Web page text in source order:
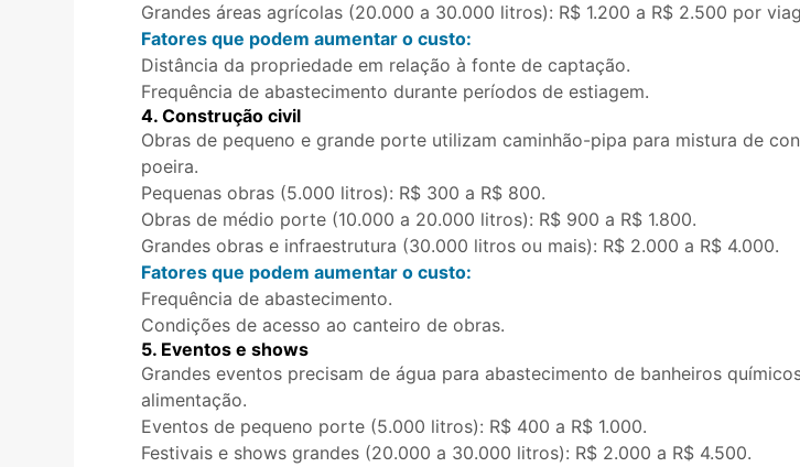
Grandes áreas agrícolas (20.000 a 30.000 litros): R$ 1.200 a R$ 2.500 por
Fatores que podem aumentar o custo:
Distância da propriedade em relação à fonte de captação.
Frequência de abastecimento durante períodos de estiagem.
4. Construção civil
Obras de pequeno e grande porte utilizam caminhão-pipa para mistura de
poeira.
Pequenas obras (5.000 litros): R$ 300 a R$ 800.
Obras de médio porte (10.000 a 20.000 litros): R$ 900 a R$ 1.800.
Grandes obras e infraestrutura (30.000 litros ou mais): R$ 2.000 a R$ 4.000.
Fatores que podem aumentar o custo:
Frequência de abastecimento.
Condições de acesso ao canteiro de obras.
5. Eventos e shows
Grandes eventos precisam de água para abastecimento de banheiros
alimentação.
Eventos de pequeno porte (5.000 litros): R$ 400 a R$ 1.000.
Festivais e shows grandes (20.000 a 30.000 litros): R$ 2.000 a R$ 4.500.